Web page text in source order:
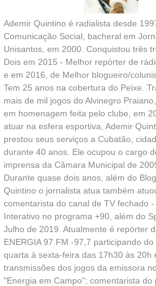
Ademir Quintino é radialista desde
Comunicação Social, bacheral em
Unisantos, em 2000. Conquistou três
Dois em 2015 - Melhor repórter de
e em 2016, de Melhor blogueiro/
Tem 25 anos na cobertura do Peixe.
mais de mil jogos do Alvinegro
em homenagem feita pelo clube, em
atuar na esfera esportiva, Ademir
prestou seus serviços a Cubatão,
durante 40 anos. Ele ocupou o cargo
imprensa da Câmara Municipal de
Durante quase dois anos, além do
Quintino o jornalista atua também
comentarista do canal de TV fechado -
Interativo no programa +90, além do
Julho de 2019. Atualmente é repórter
ENERGIA 97 FM -97,7 participando
quarta á sexta-feira das 17h30 às 20h
transmissões dos jogos da emissora
"Energia em Campo"; comentarista do